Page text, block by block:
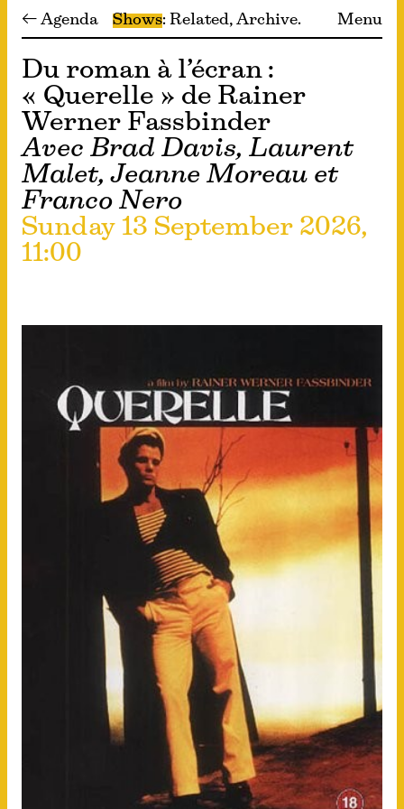
← Agenda Shows Related Archive Menu
Du roman à l’écran :
« Querelle » de Rainer
Werner Fassbinder
Avec Brad Davis, Laurent
Malet, Jeanne Moreau et
Franco Nero
Sunday 13 September 2026,
11:00